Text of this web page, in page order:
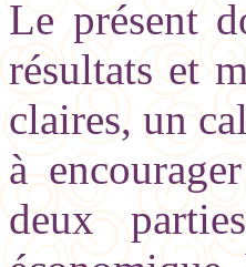
Le présent
résultats et
claires, un
à
deux